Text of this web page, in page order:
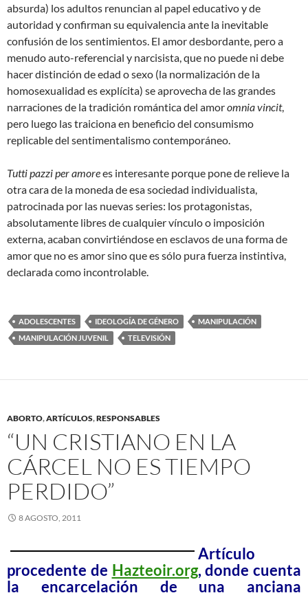
absurda) los adultos renuncian al papel educativo y de
autoridad y confirman su equivalencia ante la inevitable
confusión de los sentimientos. El amor desbordante, pero a
menudo auto-referencial y narcisista, que no puede ni debe
hacer distinción de edad o sexo (la normalización de la
homosexualidad es explícita) se aprovecha de las grandes
narraciones de la tradición romántica del amoromnia vincit,
pero luego las traiciona en beneficio del consumismo
replicable del sentimentalismo contemporáneo.
Tutti pazzi per amorees interesante porque pone de relieve la
otra cara de la moneda de esa sociedad individualista,
patrocinada por las nuevas series: los protagonistas,
absolutamente libres de cualquier vínculo o imposición
externa, acaban convirtiéndose en esclavos de una forma de
amor que no es amor sino que es sólo pura fuerza instintiva,
declarada como incontrolable.
ADOLESCENTES IDEOLOGÍA DE GÉNERO
MANIPULACIÓN
MANIPULACIÓN JUVENIL
TELEVISIÓN
ABORTO,ARTÍCULOS,RESPONSABLES
“UN CRISTIANO EN LA
CÁRCEL NO ES TIEMPO
PERDIDO”
8 AGOSTO, 2011
Artículo
procedente de Hazteoir.org, donde cuenta
la encarcelación de una anciana